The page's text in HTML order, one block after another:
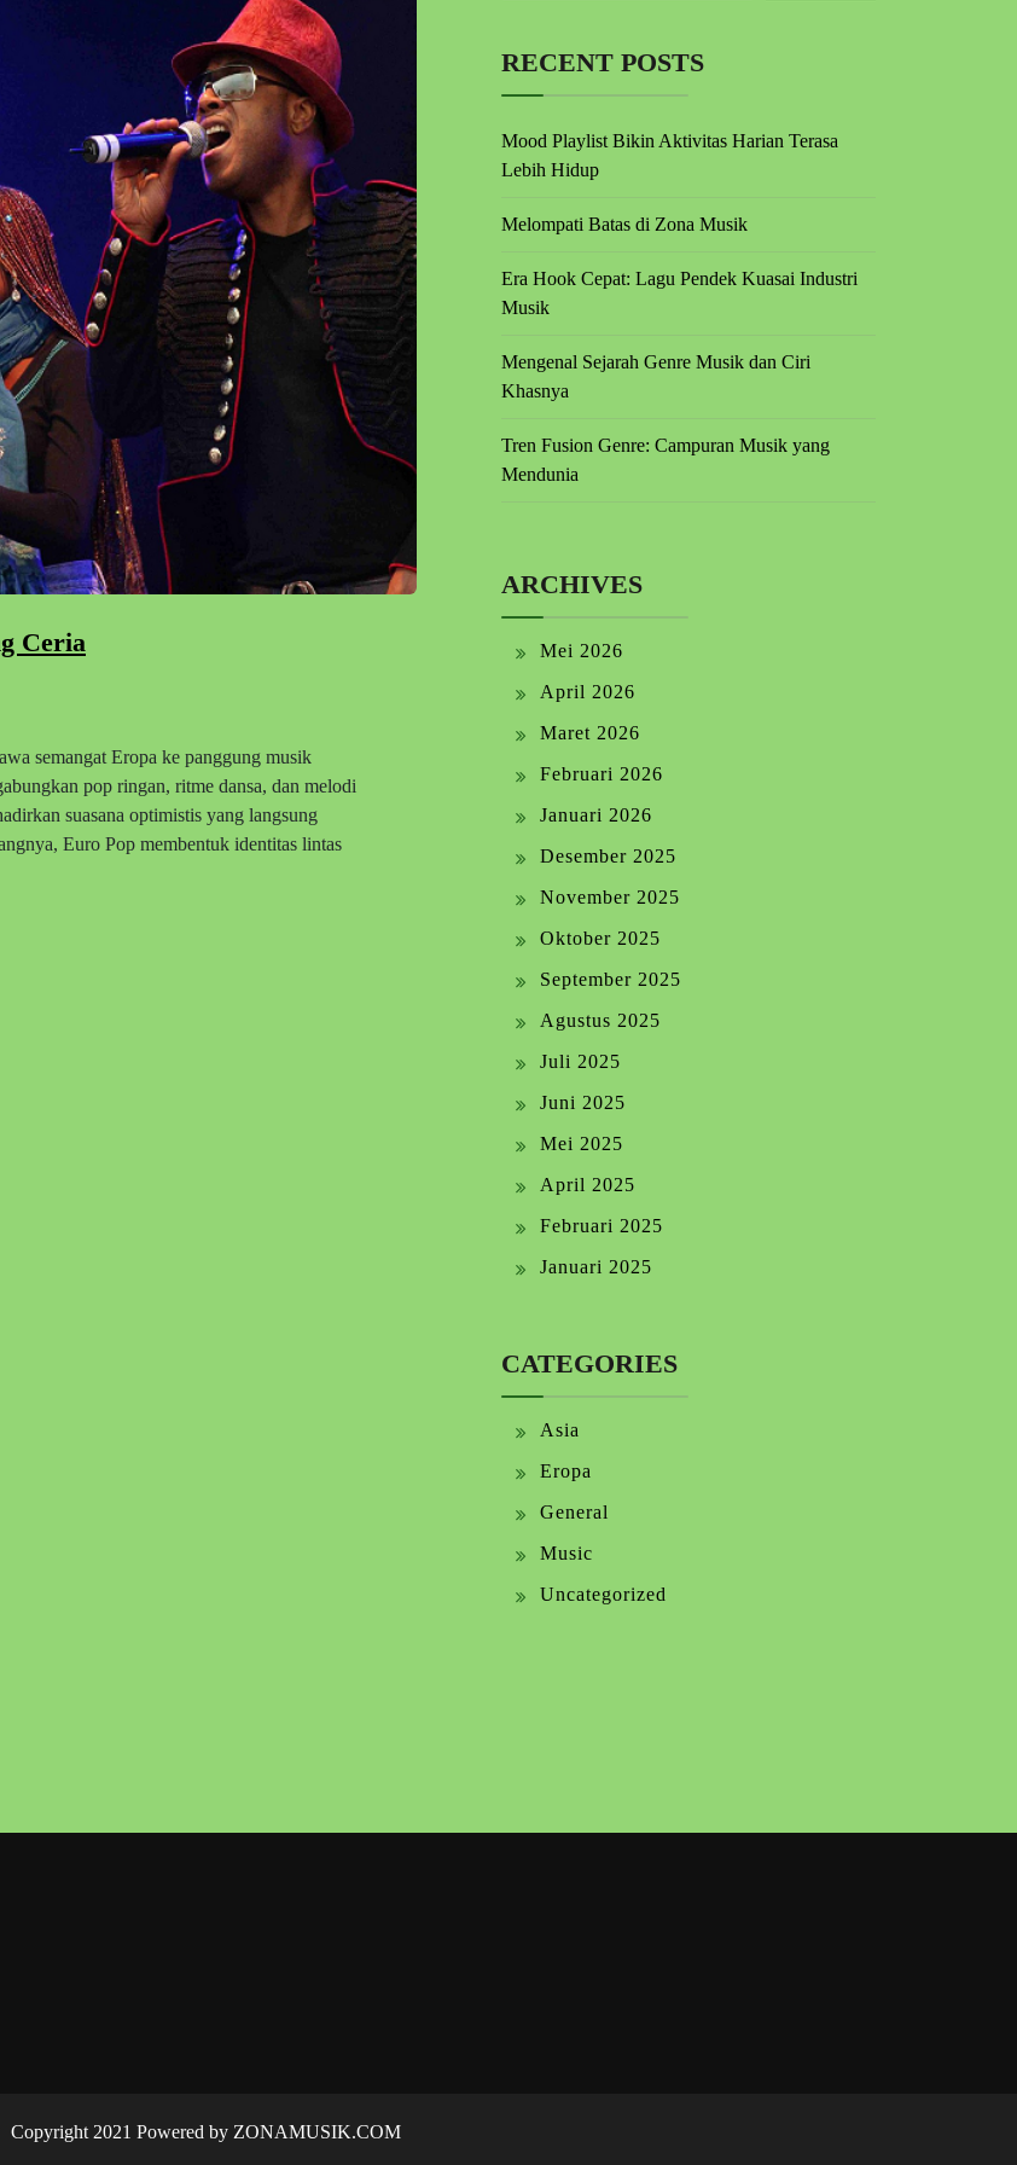
Ceria
semangat Eropa ke panggung musik
pop ringan, ritme dansa, dan melodi
suasana optimistis yang langsung
Euro Pop membentuk identitas lintas
RECENT POSTS
Mood Playlist Bikin Aktivitas Harian Terasa
Lebih Hidup
Melompati Batas di Zona Musik
Era Hook Cepat: Lagu Pendek Kuasai Industri
Musik
Mengenal Sejarah Genre Musik dan Ciri
Khasnya
Tren Fusion Genre: Campuran Musik yang
Mendunia
ARCHIVES
Mei 2026
April 2026
Maret 2026
Februari 2026
Januari 2026
Desember 2025
November 2025
Oktober 2025
September 2025
Agustus 2025
Juli 2025
Juni 2025
Mei 2025
April 2025
Februari 2025
Januari 2025
CATEGORIES
Asia
Eropa
General
Music
Uncategorized
Copyright 2021 Powered by ZONAMUSIK.COM